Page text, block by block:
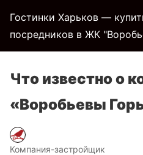
Гостинки Харьков —
посредников в ЖК
Что известно о
«Воробьевы
Компания-застройщик